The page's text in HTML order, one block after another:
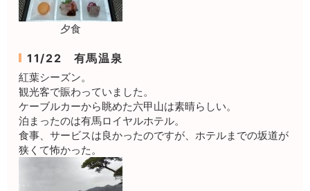
夕食
11/22 有馬温泉
紅葉シーズン。
観光客で賑わっていました。
ケーブルカーから眺めた六甲山は素晴らしい。
泊まったのは有馬ロイヤルホテル。
食事、サービスは良かったのですが、ホテルまでの坂道が
狭くて怖かった。